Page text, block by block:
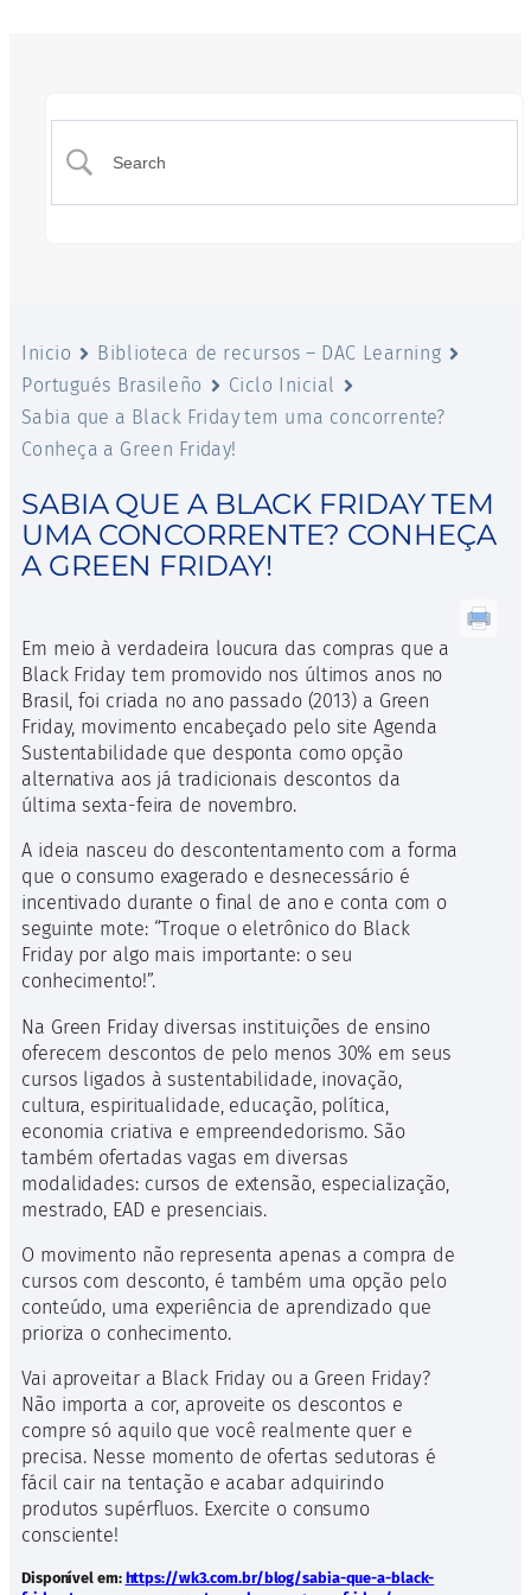
Inicio
Biblioteca de recursos – DAC Learning
Portugués Brasileño
Ciclo Inicial
Sabia que a Black Friday tem uma concorrente?
Conheça a Green Friday!
SABIA QUE A BLACK FRIDAY TEM
UMA CONCORRENTE? CONHEÇA
A GREEN FRIDAY!
Em meio à verdadeira loucura das compras que a
Black Friday tem promovido nos últimos anos no
Brasil, foi criada no ano passado (2013) a Green
Friday, movimento encabeçado pelo site Agenda
Sustentabilidade que desponta como opção
alternativa aos já tradicionais descontos da
última sexta-feira de novembro.
A ideia nasceu do descontentamento com a forma
que o consumo exagerado e desnecessário é
incentivado durante o final de ano e conta com o
seguinte mote: “Troque o eletrônico do Black
Friday por algo mais importante: o seu
conhecimento!”.
Na Green Friday diversas instituições de ensino
oferecem descontos de pelo menos 30% em seus
cursos ligados à sustentabilidade, inovação,
cultura, espiritualidade, educação, política,
economia criativa e empreendedorismo. São
também ofertadas vagas em diversas
modalidades: cursos de extensão, especialização,
mestrado, EAD e presenciais.
O movimento não representa apenas a compra de
cursos com desconto, é também uma opção pelo
conteúdo, uma experiência de aprendizado que
prioriza o conhecimento.
Vai aproveitar a Black Friday ou a Green Friday?
Não importa a cor, aproveite os descontos e
compre só aquilo que você realmente quer e
precisa. Nesse momento de ofertas sedutoras é
fácil cair na tentação e acabar adquirindo
produtos supérfluos. Exercite o consumo
consciente!
Disponível em: https://wk3.com.br/blog/sabia-que-a-black-